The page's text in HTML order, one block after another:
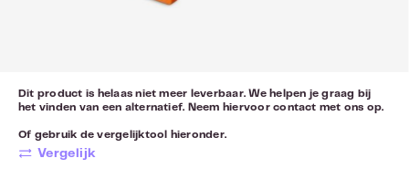
Dit product is helaas niet meer leverbaar. We helpen je graag bij
het vinden van een alternatief. Neem hiervoorcontact met ons op.
Of gebruik de vergelijktool hieronder.
Vergelijk